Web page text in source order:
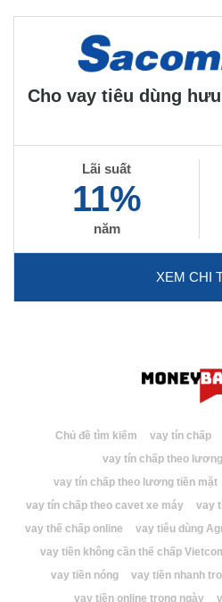
Cho vay tiêu dùng
Lãi suất
11%
năm
XEM CHI
Chủ đề tìm kiếm vay tín chấp
vay tín chấp theo
vay tín chấp theo lương tiền mặt
vay tín chấp theo cavet xe máy
vay
vay thế chấp online
vay tiêu dùng
vay tiền không cần thế chấp
vay tiền nóng
vay tiền nhanh
vay tiền online trong ngày